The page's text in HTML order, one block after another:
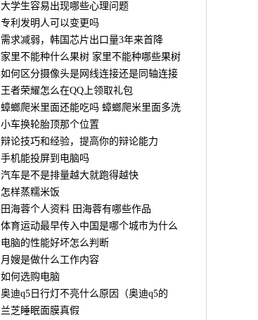
大学生容易出现哪些心理问题
专利发明人可以变更吗
需求减弱，韩国芯片出口量3年来首降
家里不能种什么果树 家里不能种哪些果树
如何区分摄像头是网线连接还是同轴连接
王者荣耀怎么在QQ上领取礼包
蟑螂爬米里面还能吃吗 蟑螂爬米里面多洗
小车换轮胎顶那个位置
辩论技巧和经验，提高你的辩论能力
手机能投屏到电脑吗
汽车是不是排量越大就跑得越快
怎样蒸糯米饭
田海蓉个人资料 田海蓉有哪些作品
体育运动最早传入中国是哪个城市为什么
电脑的性能好坏怎么判断
月嫂是做什么工作内容
如何选购电脑
奥迪q5日行灯不亮什么原因（奥迪q5的
兰芝睡眠面膜真假